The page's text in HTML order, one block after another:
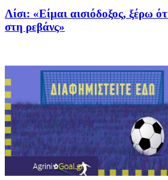
Λίσι: «Είμαι αισιόδοξος, ξέρω
στη ρεβάνς»